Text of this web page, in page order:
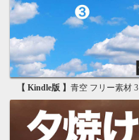
【 Kindle版 】 青空 フリー素材 3 無料で使える背景素材集